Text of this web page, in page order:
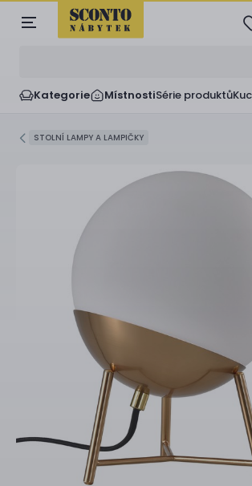
Kategorie MístnostiSérie produktů
STOLNÍ LAMPY A LAMPIČKY